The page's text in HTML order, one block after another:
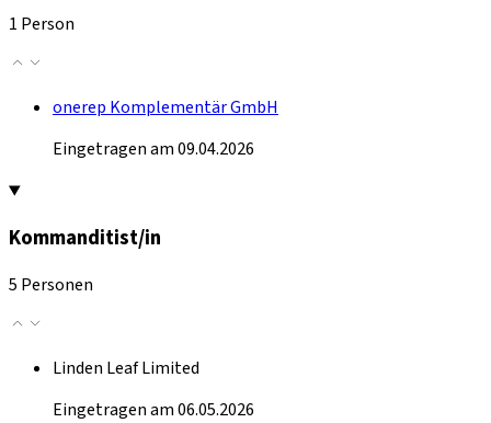
1 Person
onerep Komplementär GmbH
Eingetragen am 09.04.2026
Kommanditist/in
5 Personen
Linden Leaf Limited
Eingetragen am 06.05.2026